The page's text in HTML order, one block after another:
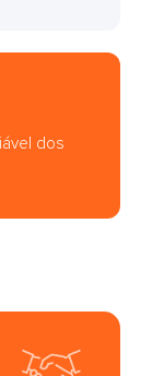
dos